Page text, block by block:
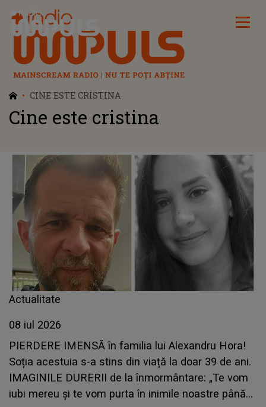
Radio Impuls
CINE ESTE CRISTINA
Cine este cristina
Actualitate
08 iul 2026
PIERDERE IMENSĂ în familia lui Alexandru Hora!
Soția acestuia s-a stins din viață la doar 39 de ani.
IMAGINILE DURERII de la înmormântare: „Te vom
iubi mereu și te vom purta în inimile noastre până